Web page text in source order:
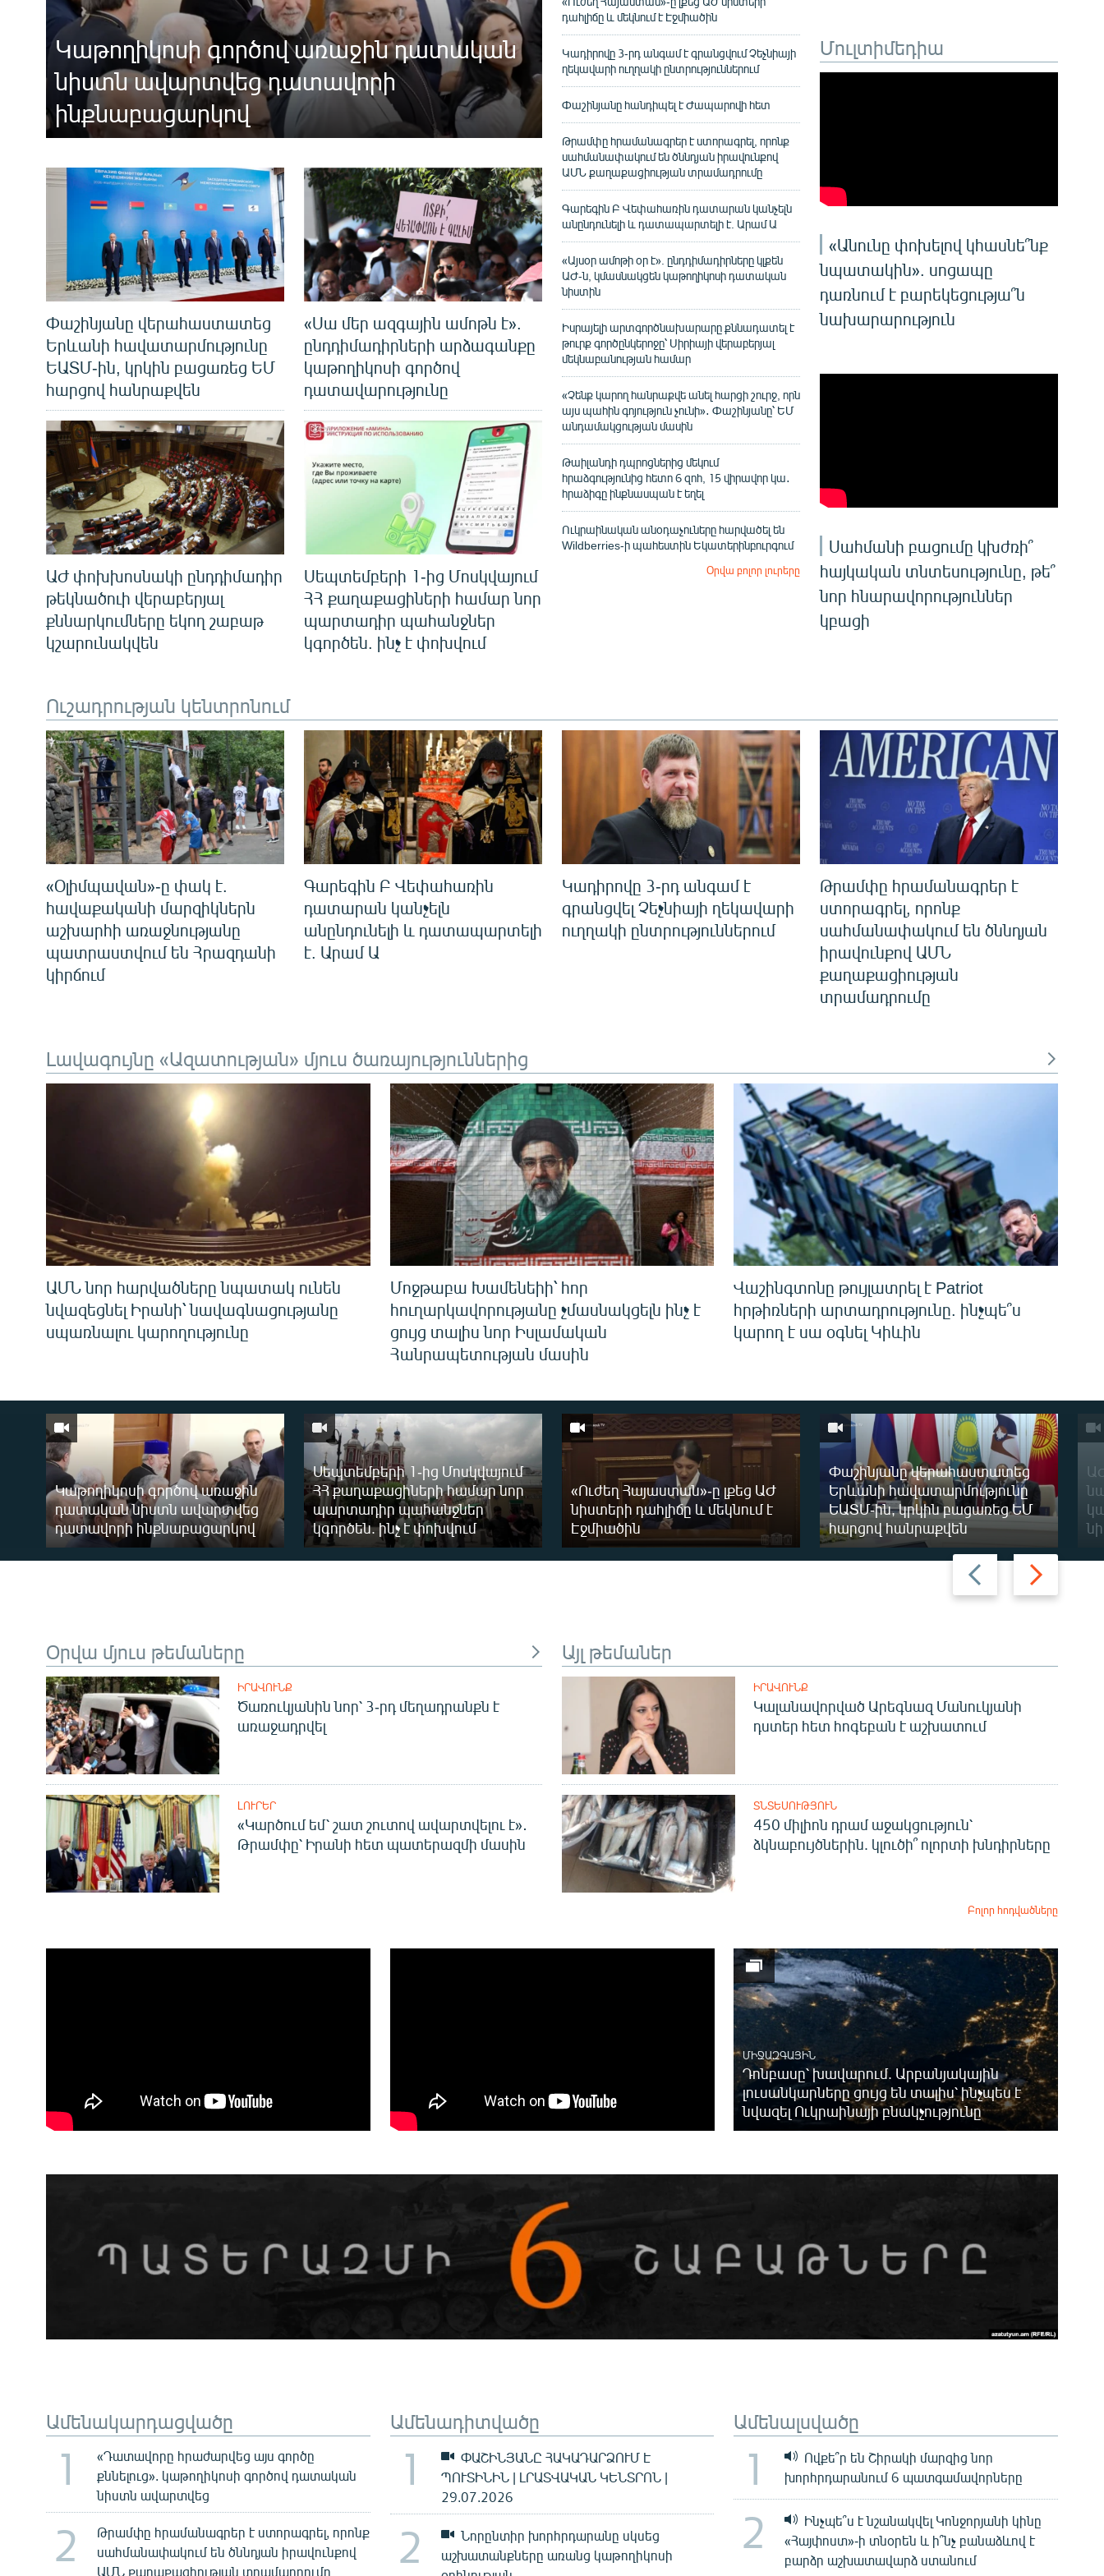
ՄՇԱԿՈՒՅԹ
ՄԵԿՆԱԲԱՆՈՒԹՅՈՒՆ
ՏՏ ԵՒ ԻՆՏԵՐՆԵՏ
ԱՐԽԻՎ
ՏԵՍԱՆՅՈՒԹԵՐ
ՁԳՏԵԼՈՎ ԼԱՎԱԳՈՒՅՆԻՆ
ՓՈԴՔԱՍԹ
Կաթողիկոսի գործով առաջին դատական
նիստն ավարտվեց դատավորի
ինքնաբացարկով
Փաշինյանը վերահաստատեց
Երևանի հավատարմությունը
ԵԱՏՄ-ին, կրկին բացառեց ԵՄ
հարցով հանրաքվեն
«Սա մեր ազգային ամոթն է».
ընդդիմադիրների արձագանքը
կաթողիկոսի գործով
դատավարությունը
ԱԺ փոխխոսնակի ընդդիմադիր
թեկնածուի վերաբերյալ
քննարկումները եկող շաբաթ
կշարունակվեն
Սեպտեմբերի 1-ից Մոսկվայում
ՀՀ քաղաքացիների համար նոր
պարտադիր պահանջներ
կգործեն. ինչ է փոխվում
դահլիճը և մեկնում է Էջմիածին
Կադիրովը 3-րդ անգամ է գրանցվում Չեչնիայի
ղեկավարի ուղղակի ընտրություններում
Փաշինյանը հանդիպել է Ժապարովի հետ
Թրամփը հրամանագրեր է ստորագրել, որոնք
սահմանափակում են ծննդյան իրավունքով
ԱՄՆ քաղաքացիության տրամադրումը
Գարեգին Բ Վեփահառին դատարան կանչելն
անընդունելի և դատապարտելի է. Արամ Ա
«Այսօր ամոթի օր է». ընդդիմադիրները կլքեն
ԱԺ-ն, կմասնակցեն կաթողիկոսի դատական
նիստին
Իսրայելի արտգործնախարարը քննադատել է
թուրք գործընկերոջը՝ Սիրիայի վերաբերյալ
մեկնաբանության համար
«Չենք կարող հանրաքվե անել հարցի շուրջ, որն
այս պահին գոյություն չունի»․ Փաշինյանը՝ ԵՄ
անդամակցության մասին
Թաիլանդի դպրոցներից մեկում
հրաձգությունից հետո 6 զոհ, 15 վիրավոր կա․
հրաձիգը ինքնասպան է եղել
Ուկրաինական անօդաչուները հարվածել են
Wildberries-ի պահեստին Եկատերինբուրգում
Օրվա բոլոր լուրերը
Մուլտիմեդիա
«Անունը փոխելով կհասնե՞նք
նպատակին». սոցապը
դառնում է բարեկեցությա՞ն
նախարարություն
Սահմանի բացումը կխժռի՞
հայկական տնտեսությունը, թե՞
նոր հնարավորություններ
կբացի
Ուշադրության կենտրոնում
«Օլիմպավան»-ը փակ է.
հավաքականի մարզիկներն
աշխարհի առաջնությանը
պատրաստվում են Հրազդանի
կիրճում
Գարեգին Բ Վեփահառին
դատարան կանչելն
անընդունելի և դատապարտելի
է. Արամ Ա
Կադիրովը 3-րդ անգամ է
գրանցվել Չեչնիայի ղեկավարի
ուղղակի ընտրություններում
Թրամփը հրամանագրեր է
ստորագրել, որոնք
սահմանափակում են ծննդյան
իրավունքով ԱՄՆ
քաղաքացիության
տրամադրումը
Լավագույնը «Ազատության» մյուս ծառայություններից
ԱՄՆ նոր հարվածները նպատակ ունեն
նվազեցնել Իրանի՝ նավագնացությանը
սպառնալու կարողությունը
Մոջթաբա Խամենեիի՝ հոր
հուղարկավորությանը չմասնակցելն ինչ է
ցույց տալիս նոր Իսլամական
Հանրապետության մասին
Վաշինգտոնը թույլատրել է Patriot
հրթիռների արտադրությունը. ինչպե՞ս
կարող է սա օգնել Կիևին
Previous
slide
Next
slide
Կաթողիկոսի գործով առաջին
դատական նիստն ավարտվեց
դատավորի ինքնաբացարկով
Սեպտեմբերի 1-ից Մոսկվայում
ՀՀ քաղաքացիների համար նոր
պարտադիր պահանջներ
կգործեն. ինչ է փոխվում
«Ուժեղ Հայաստան»-ը լքեց ԱԺ
նիստերի դահլիճը և մեկնում է
Էջմիածին
Փաշինյանը վերահաստատեց
Երևանի հավատարմությունը
ԵԱՏՄ-ին, կրկին բացառեց ԵՄ
հարցով հանրաքվեն
Օրվա մյուս թեմաները
ԻՐԱՎՈՒՆՔ
Ծառուկյանին նոր՝ 3-րդ մեղադրանքն է
առաջադրվել
ԼՈՒՐԵՐ
«Կարծում եմ՝ շատ շուտով ավարտվելու է»․
Թրամփը՝ Իրանի հետ պատերազմի մասին
Այլ թեմաներ
ԻՐԱՎՈՒՆՔ
Կալանավորված Արեգնազ Մանուկյանի
դստեր հետ հոգեբան է աշխատում
ՏՆՏԵՍՈՒԹՅՈՒՆ
450 միլիոն դրամ աջակցություն՝
ձկնաբույծներին. կլուծի՞ ոլորտի խնդիրները
Բոլոր հոդվածները
ՄԻՋԱԶԳԱՅԻՆ
Դոնբասը՝ խավարում. Արբանյակային
լուսանկարները ցույց են տալիս՝ ինչպես է
նվազել Ուկրաինայի բնակչությունը
Ամենակարդացվածը
1
«Դատավորը հրաժարվեց այս գործը
քննելուց». կաթողիկոսի գործով դատական
նիստն ավարտվեց
2
Թրամփը հրամանագրեր է ստորագրել, որոնք
սահմանափակում են ծննդյան իրավունքով
ԱՄՆ քաղաքացիության տրամադրումը
Ամենադիտվածը
1
ՓԱՇԻՆՅԱՆԸ ՀԱԿԱԴԱՐՁՈՒՄ Է
ՊՈՒՏԻՆԻՆ | ԼՐԱՏՎԱԿԱՆ ԿԵՆՏՐՈՆ |
29.07.2026
2
Նորընտիր խորհրդարանը սկսեց
աշխատանքները առանց կաթողիկոսի
Ամենալսվածը
1
Ովքե՞ր են Շիրակի մարզից նոր
խորհրդարանում 6 պատգամավորները
2
Ինչպե՞ս է նշանակվել Կոնջորյանի կինը
«Հայփոստ»-ի տնօրեն և ի՞նչ բանաձևով է
բարձր աշխատավարձ ստանում